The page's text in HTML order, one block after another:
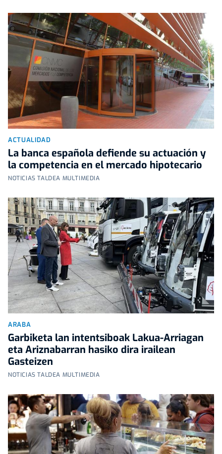
ACTUALIDAD
La banca española defiende su actuación y
la competencia en el mercado hipotecario
NOTICIAS TALDEA MULTIMEDIA
ARABA
Garbiketa lan intentsiboak Lakua-Arriagan
eta Ariznabarran hasiko dira irailean
Gasteizen
NOTICIAS TALDEA MULTIMEDIA